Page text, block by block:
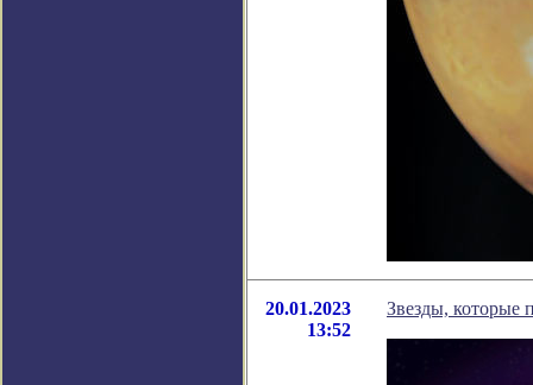
20.01.2023
13:52
Звезды, которые